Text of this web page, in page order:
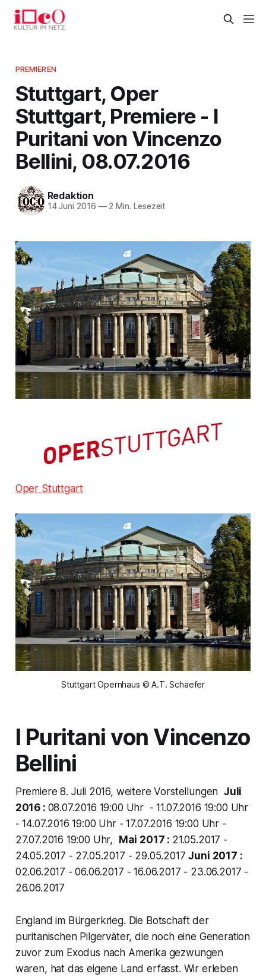
PREMIEREN
Stuttgart, Oper
Stuttgart, Premiere - I
Puritani von Vincenzo
Bellini, 08.07.2016
Redaktion
14 Juni 2016 —2 Min. Lesezeit
Oper Stuttgart
Stuttgart Opernhaus © A.T. Schaefer
I Puritanivon Vincenzo
Bellini
Premiere 8. Juli 2016, weitere Vorstellungen Juli
2016 : 08.07.2016 19:00 Uhr - 11.07.2016 19:00 Uhr
- 14.07.2016 19:00 Uhr - 17.07.2016 19:00 Uhr -
27.07.2016 19:00 Uhr,
Mai 2017 : 21.05.2017 -
24.05.2017 - 27.05.2017 - 29.05.2017Juni 2017 :
02.06.2017 - 06.06.2017 - 16.06.2017 - 23.06.2017 -
26.06.2017
England im Bürgerkrieg. Die Botschaft der
puritanischen Pilgerväter, die noch eine Generation
zuvor zum Exodus nach Amerika gezwungen
waren, hat das eigene Land erfasst. Wir erleben